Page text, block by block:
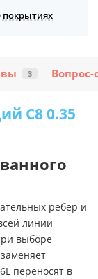
покрытиях
3 Вопрос-
С8 0.35
ребер и
линии
выборе
переносят в